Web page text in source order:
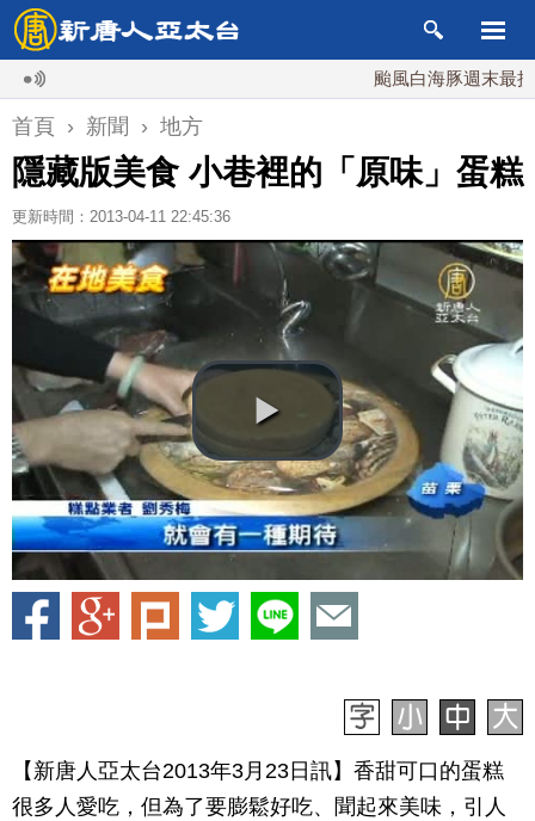
颱風白海豚週末最接近台
首頁 › 新聞 › 地方
隱藏版美食 小巷裡的「原味」蛋糕
更新時間：2013-04-11 22:45:36
【新唐人亞太台2013年3月23日訊】香甜可口的蛋糕
很多人愛吃，但為了要膨鬆好吃、聞起來美味，引人